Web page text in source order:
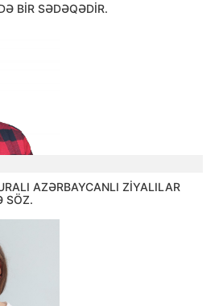
BİR SƏDƏQƏDİR.
AZƏRBAYCANLI ZİYALILAR
SÖZ.